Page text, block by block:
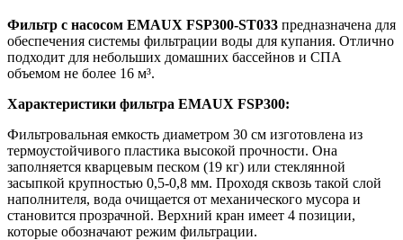
Фильтр с насосом EMAUX FSP300-ST033 предназначена для
обеспечения системы фильтрации воды для купания. Отлично
подходит для небольших домашних бассейнов и СПА
объемом не более 16 м³.
Характеристики фильтра EMAUX FSP300:
Фильтровальная емкость диаметром 30 см изготовлена из
термоустойчивого пластика высокой прочности. Она
заполняется кварцевым песком (19 кг) или стеклянной
засыпкой крупностью 0,5-0,8 мм. Проходя сквозь такой слой
наполнителя, вода очищается от механического мусора и
становится прозрачной. Верхний кран имеет 4 позиции,
которые обозначают режим фильтрации.